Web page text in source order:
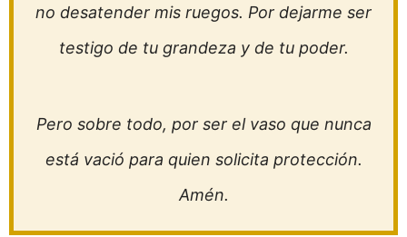
no desatender mis ruegos. Por dejarme ser
testigo de tu grandeza y de tu poder.
Pero sobre todo, por ser el vaso que nunca
está vació para quien solicita protección.
Amén.